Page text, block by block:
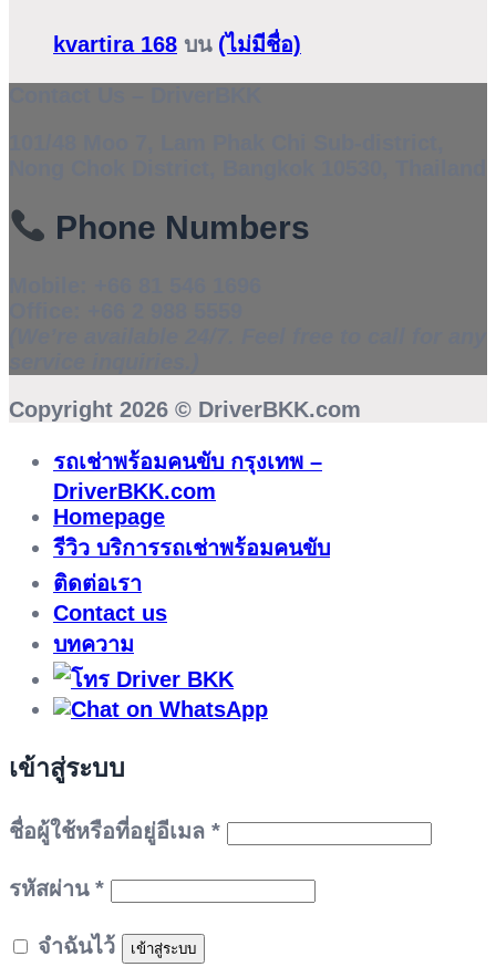
kvartira 168 บน (ไม่มีชื่อ)
Phone Numbers
Copyright 2026 © DriverBKK.com
รถเช่าพร้อมคนขับ กรุงเทพ –
DriverBKK.com
Homepage
รีวิว บริการรถเช่าพร้อมคนขับ
ติดต่อเรา
Contact us
บทความ
เข้าสู่ระบบ
ชื่อผู้ใช้หรือที่อยู่อีเมล *ต้องการ
รหัสผ่าน *ต้องการ
จำฉันไว้ เข้าสู่ระบบ